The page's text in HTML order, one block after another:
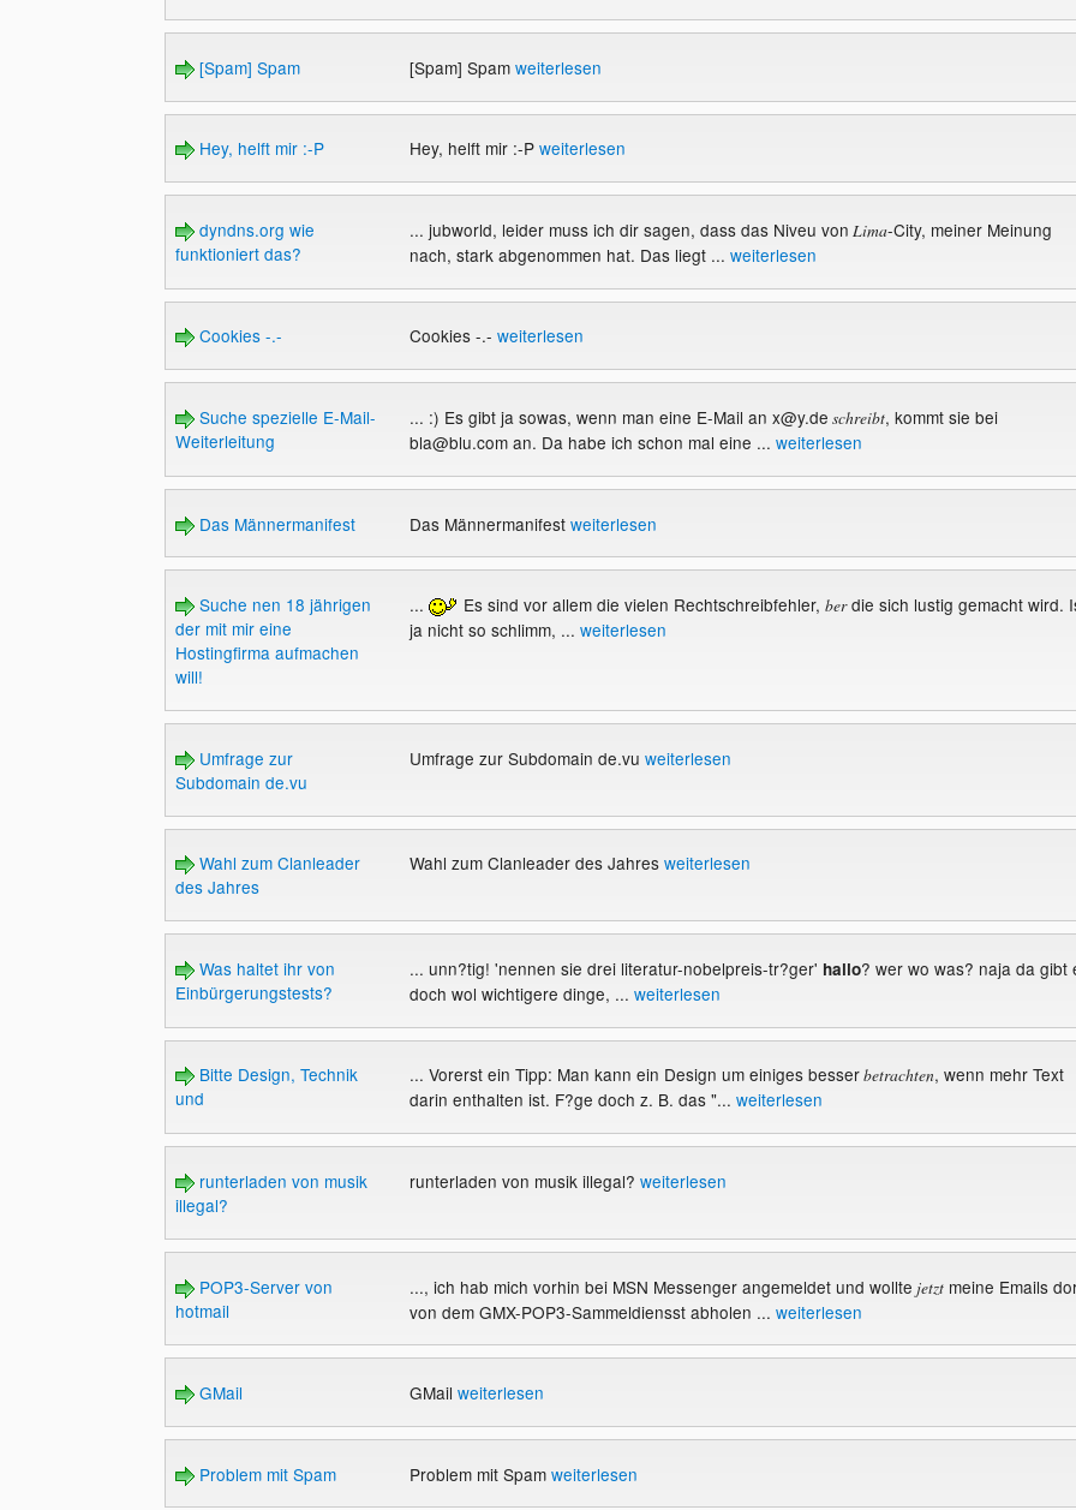
[Spam] Spam [Spam] Spam weiterlesen
Hey, helft mir :-P Hey, helft mir :-P weiterlesen
dyndns.org wie
funktioniert das?
... jubworld, leider muss ich dir sagen, dass das Niveu von Lima-City, meiner Meinung
nach, stark abgenommen hat. Das liegt ... weiterlesen
Cookies -.- Cookies -.- weiterlesen
Suche spezielle E-Mail-
Weiterleitung
... :) Es gibt ja sowas, wenn man eine E-Mail an x@y.de schreibt, kommt sie bei
bla@blu.com an. Da habe ich schon mal eine ... weiterlesen
Das Männermanifest Das Männermanifest weiterlesen
Suche nen 18 jährigen
der mit mir eine
Hostingfirma aufmachen
will!
... Es sind vor allem die vielen Rechtschreibfehler, berdie sich lustig gemacht wird.
ja nicht so schlimm, ... weiterlesen
Umfrage zur
Subdomain de.vu
Umfrage zur Subdomain de.vu weiterlesen
Wahl zum Clanleader
des Jahres
Wahl zum Clanleader des Jahres weiterlesen
Was haltet ihr von
Einbürgerungstests?
... unn?tig! 'nennen sie drei literatur-nobelpreis-tr?ger' hallo? wer wo was? naja da gibt
doch wol wichtigere dinge, ... weiterlesen
Bitte Design, Technik
und
... Vorerst ein Tipp: Man kann ein Design um einiges besserbetrachten, wenn mehr Text
darin enthalten ist. F?ge doch z. B. das "... weiterlesen
runterladen von musik
illegal?
runterladen von musik illegal? weiterlesen
POP3-Server von
hotmail
..., ich hab mich vorhin bei MSN Messenger angemeldet und wollte jetztmeine Emails
von dem GMX-POP3-Sammeldiensst abholen ... weiterlesen
GMail GMail weiterlesen
Problem mit Spam Problem mit Spam weiterlesen